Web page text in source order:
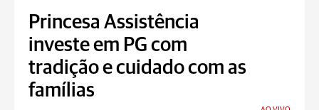
Princesa Assistência
investe em PG com
tradição e cuidado com as
famílias